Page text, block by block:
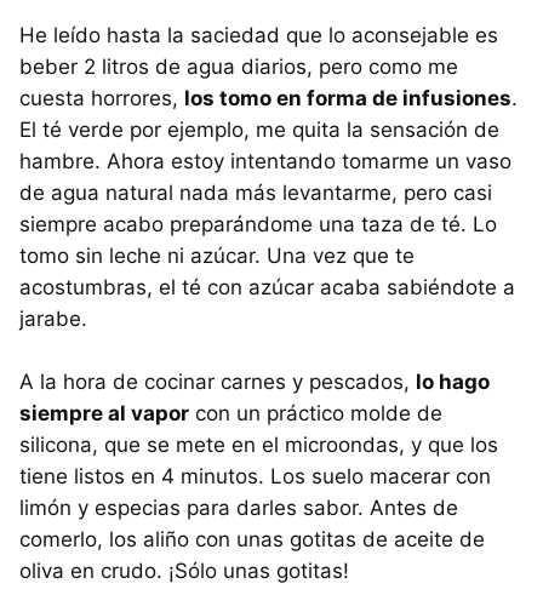
He leído hasta la saciedad que lo aconsejable es
beber 2 litros de agua diarios, pero como me
cuesta horrores, los tomo en forma de infusiones.
El té verde por ejemplo, me quita la sensación de
hambre. Ahora estoy intentando tomarme un vaso
de agua natural nada más levantarme, pero casi
siempre acabo preparándome una taza de té. Lo
tomo sin leche ni azúcar. Una vez que te
acostumbras, el té con azúcar acaba sabiéndote a
jarabe.
A la hora de cocinar carnes y pescados, lo hago
siempre al vapor con un práctico molde de
silicona, que se mete en el microondas, y que los
tiene listos en 4 minutos. Los suelo macerar con
limón y especias para darles sabor. Antes de
comerlo, los aliño con unas gotitas de aceite de
oliva en crudo. ¡Sólo unas gotitas!